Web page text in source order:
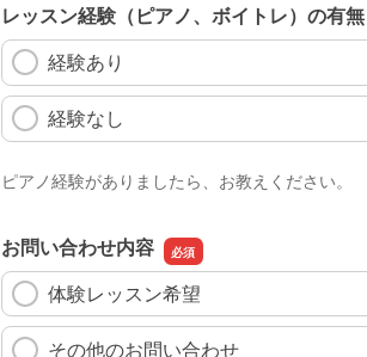
レッスン経験（ピアノ、ボイトレ）の有無
経験あり
経験なし
ピアノ経験がありましたら、お教えください。
お問い合わせ内容
体験レッスン希望
その他のお問い合わせ